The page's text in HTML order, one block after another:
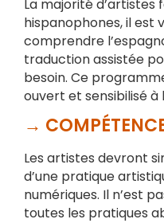
La majorité
hispanophones, il
comprendre
traduction assistée
besoin. Ce
ouvert et sensibilisé
→
Les artistes devront
d’une pratique
numériques. Il n’est
toutes les pratiques